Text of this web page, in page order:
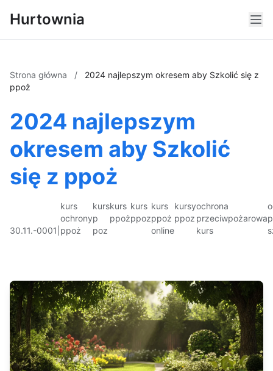
Hurtownia
Strona główna /
2024 najlepszym okresem aby Szkolić się z
ppoż
2024 najlepszym
okresem aby Szkolić
się z ppoż
30.11.-0001
kurs
ochrony
ppoż
kurs
p
poz
kurs
ppoż
kurs
ppoz
kurs
ppoż
online
kursy
ppoz
ochrona
przeciwpożarowa
kurs